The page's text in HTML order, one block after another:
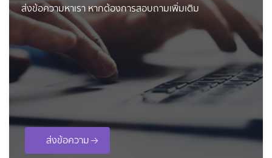
ส่งข้อความหาเรา หากต้องการสอบถามเพิ่มเติม
ส่งข้อความ